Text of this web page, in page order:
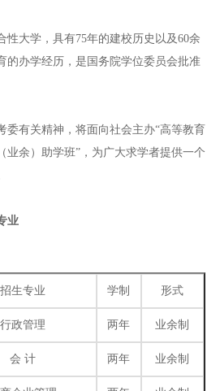
性大学，具有75年的建校历史以及60余
的办学经历，是国务院学位委员会批准
委有关精神，将面向社会主办“高等教育
业余）助学班”，为广大求学者提供一个
业
招生专业 学制 形式
行政管理 两年 业余制
会 计 两年 业余制